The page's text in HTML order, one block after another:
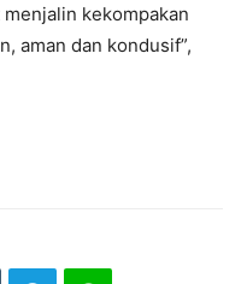
kekompakan
aman dan kondusif”,